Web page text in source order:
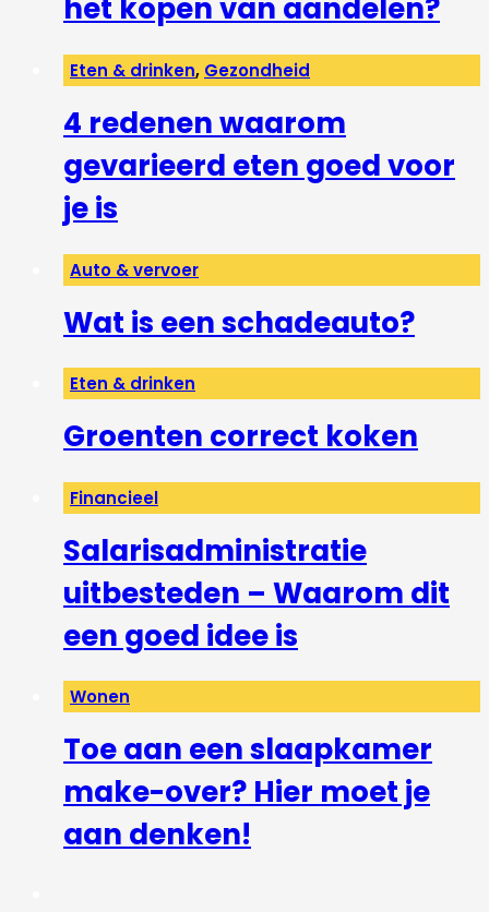
het kopen van aandelen?
Eten & drinken, Gezondheid
4 redenen waarom
gevarieerd eten goed voor
je is
Auto & vervoer
Wat is een schadeauto?
Eten & drinken
Groenten correct koken
Financieel
Salarisadministratie
uitbesteden – Waarom dit
een goed idee is
Wonen
Toe aan een slaapkamer
make-over? Hier moet je
aan denken!